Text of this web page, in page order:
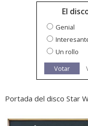
El
Genial
Un rollo
Votar
Portada del disco Star